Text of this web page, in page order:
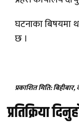
घटनाका बिषयमा
छ ।
प्रकाशित मिति:
प्रतिक्रिया